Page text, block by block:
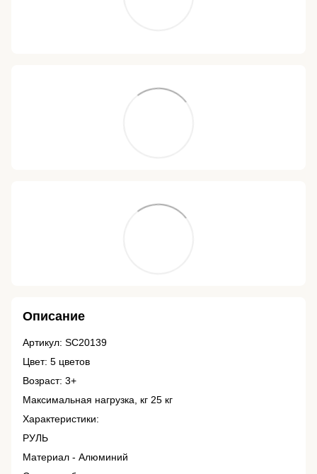
Описание
Артикул: SC20139
Цвет: 5 цветов
Возраст: 3+
Максимальная нагрузка, кг 25 кг
Характеристики:
РУЛЬ
Материал - Алюминий